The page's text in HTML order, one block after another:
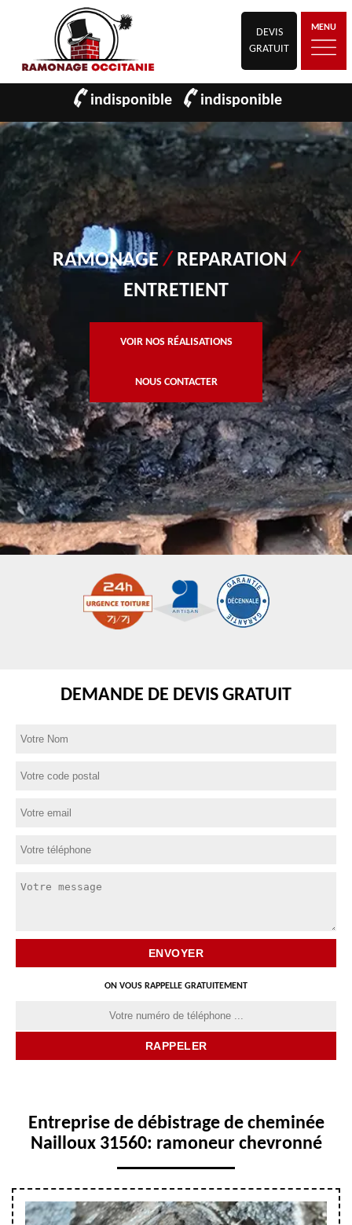
DEVIS
GRATUIT
MENU
indisponible indisponible
RAMONAGE/ REPARATION/
ENTRETIENT
VOIR NOS RÉALISATIONS
NOUS CONTACTER
DEMANDE DE DEVIS GRATUIT
ON VOUS RAPPELLE GRATUITEMENT
Entreprise de débistrage de cheminée
Nailloux 31560: ramoneur chevronné